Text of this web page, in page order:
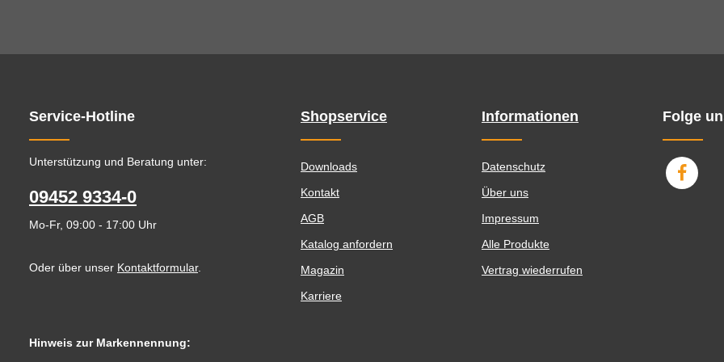
Service-Hotline
Unterstützung und Beratung unter:
09452 9334-0
Mo-Fr, 09:00 - 17:00 Uhr
Oder über unser Kontaktformular.
Shopservice
Downloads
Kontakt
AGB
Katalog anfordern
Magazin
Karriere
Informationen
Datenschutz
Über uns
Impressum
Alle Produkte
Vertrag wiederrufen
Folge
Hinweis zur Markennennung: